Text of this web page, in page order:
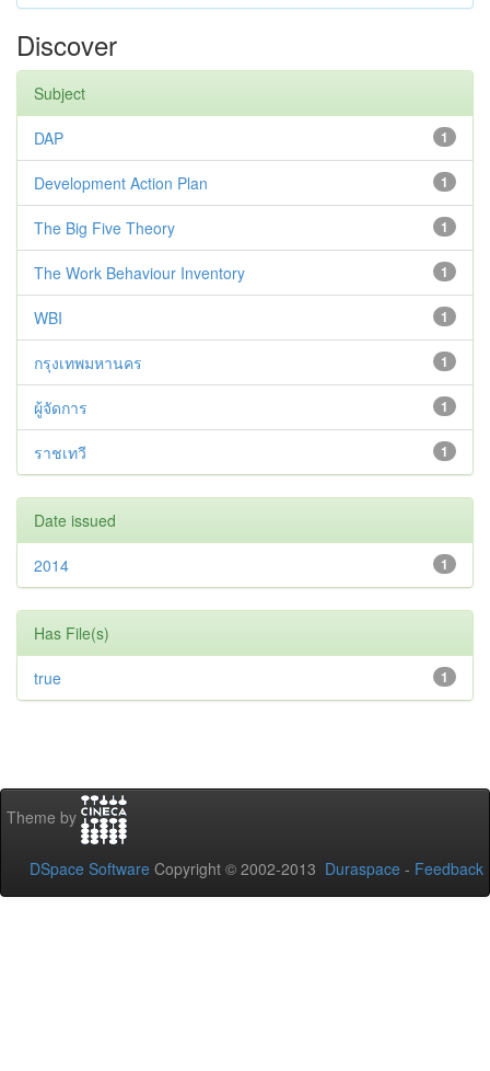
Discover
Subject
1
DAP
1
Development Action Plan
1
The Big Five Theory
1
The Work Behaviour Inventory
1
WBI
1
กรุงเทพมหานคร
1
ผู้จัดการ
1
ราชเทวี
Date issued
1
2014
Has File(s)
1
true
Theme by
DSpace Software Copyright © 2002-2013 Duraspace - Feedback